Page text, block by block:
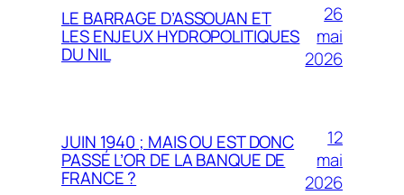
LE BARRAGE D’ASSOUAN ET
LES ENJEUX HYDROPOLITIQUES
DU NIL
26
mai
2026
JUIN 1940 ; MAIS OU EST DONC
PASSÉ L’OR DE LA BANQUE DE
FRANCE ?
12
mai
2026